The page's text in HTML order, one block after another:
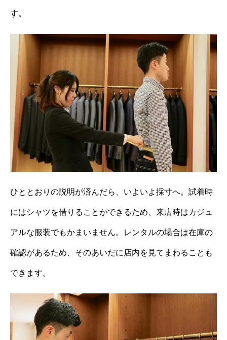
す。
ひととおりの説明が済んだら、いよいよ採寸へ。試着時
にはシャツを借りることができるため、来店時はカジュ
アルな服装でもかまいません。レンタルの場合は在庫の
確認があるため、そのあいだに店内を見てまわることも
できます。